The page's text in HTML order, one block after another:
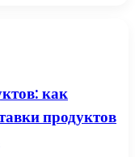
как
продуктов